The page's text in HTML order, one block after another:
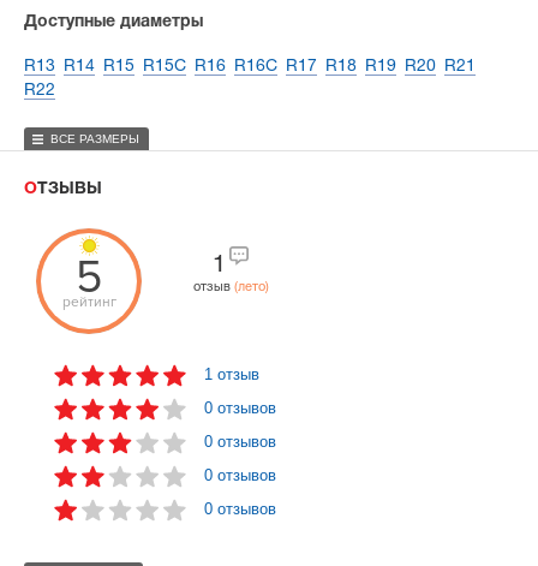
Доступные диаметры
R13 R14 R15 R15C R16 R16C R17 R18 R19 R20
R21
R22
ВСЕ РАЗМЕРЫ
ОТЗЫВЫ
5
рейтинг
1
отзыв (лето)
1 отзыв
0 отзывов
0 отзывов
0 отзывов
0 отзывов